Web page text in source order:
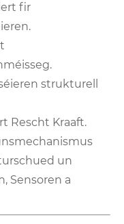
fir
strukturell
Rescht Kraaft.
un
Sensoren a